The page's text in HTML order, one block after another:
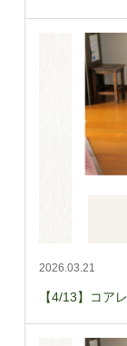
2026.03.21
【4/13】コア